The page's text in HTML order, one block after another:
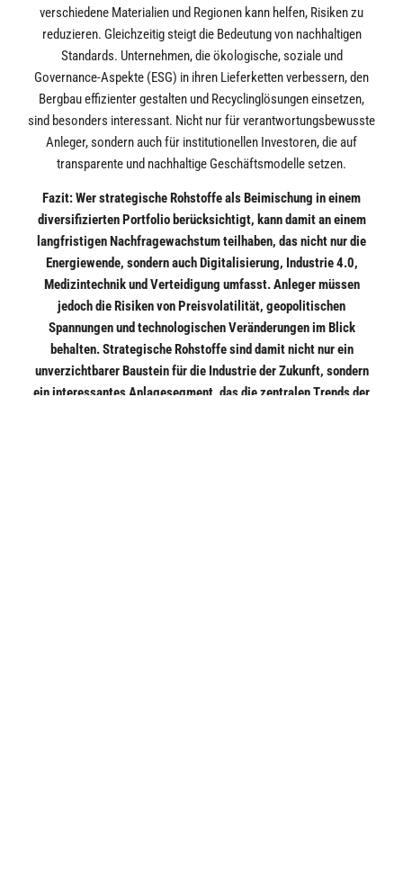
verschiedene Materialien und Regionen kann helfen, Risiken zu
reduzieren. Gleichzeitig steigt die Bedeutung von nachhaltigen
Standards. Unternehmen, die ökologische, soziale und
Governance-Aspekte (ESG) in ihren Lieferketten verbessern, den
Bergbau effizienter gestalten und Recyclinglösungen einsetzen,
sind besonders interessant. Nicht nur für verantwortungsbewusste
Anleger, sondern auch für institutionellen Investoren, die auf
transparente und nachhaltige Geschäftsmodelle setzen.
Fazit: Wer strategische Rohstoffe als Beimischung in einem
diversifizierten Portfolio berücksichtigt, kann damit an einem
langfristigen Nachfragewachstum teilhaben, das nicht nur die
Energiewende, sondern auch Digitalisierung, Industrie 4.0,
Medizintechnik und Verteidigung umfasst. Anleger müssen
jedoch die Risiken von Preisvolatilität, geopolitischen
Spannungen und technologischen Veränderungen im Blick
behalten. Strategische Rohstoffe sind damit nicht nur ein
unverzichtbarer Baustein für die Industrie der Zukunft, sondern
ein interessantes Anlagesegment, das die zentralen Trends der